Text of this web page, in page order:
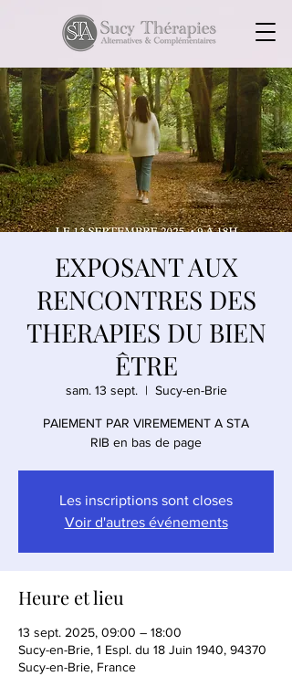
EXPOSANT AUX
RENCONTRES DES
THERAPIES DU BIEN
ÊTRE
sam. 13 sept.
  |
Sucy-en-Brie
PAIEMENT PAR VIREMEMENT A STA
RIB en bas de page
Les inscriptions sont closes
Voir d'autres événements
Heure et lieu
13 sept. 2025, 09:00 – 18:00
Sucy-en-Brie, 1 Espl. du 18 Juin 1940, 94370
Sucy-en-Brie, France